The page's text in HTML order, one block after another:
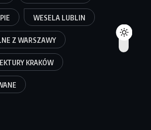
WESELA LUBLIN
Z WARSZAWY
KRAKÓW